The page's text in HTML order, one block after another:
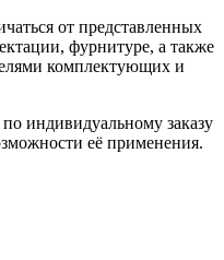
от представленных
фурнитуре, а также
комплектующих и
индивидуальному заказу
её применения.